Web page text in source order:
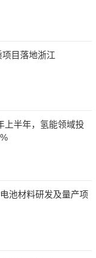
目落地浙江
上半年，氢能领域投
池材料研发及量产项